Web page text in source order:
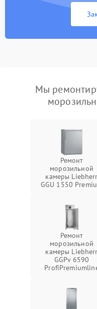
Мы
Ремонт
морозильной
камеры Liebherr
GGU 1550
Ремонт
морозильной
камеры Liebherr
GGPv 6590